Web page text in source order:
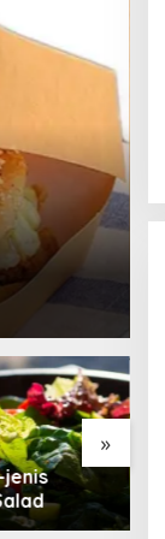
»
jenis